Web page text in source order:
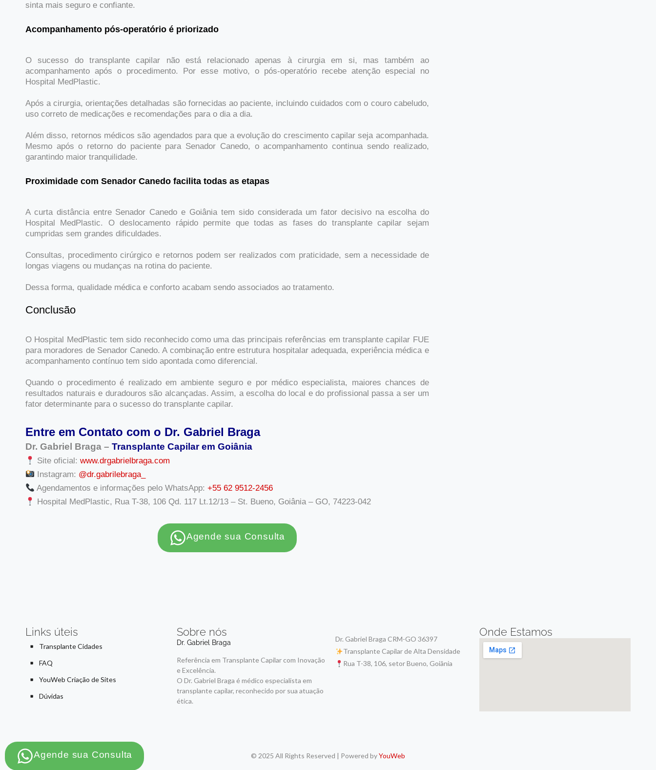
sinta mais seguro e confiante.
Acompanhamento pós-operatório é priorizado
O sucesso do transplante capilar não está relacionado apenas à cirurgia em si, mas também ao
acompanhamento após o procedimento. Por esse motivo, o pós-operatório recebe atenção especial no
Hospital MedPlastic.
Após a cirurgia, orientações detalhadas são fornecidas ao paciente, incluindo cuidados com o couro cabeludo,
uso correto de medicações e recomendações para o dia a dia.
Além disso, retornos médicos são agendados para que a evolução do crescimento capilar seja acompanhada.
Mesmo após o retorno do paciente para Senador Canedo, o acompanhamento continua sendo realizado,
garantindo maior tranquilidade.
Proximidade com Senador Canedo facilita todas as etapas
A curta distância entre Senador Canedo e Goiânia tem sido considerada um fator decisivo na escolha do
Hospital MedPlastic. O deslocamento rápido permite que todas as fases do transplante capilar sejam
cumpridas sem grandes dificuldades.
Consultas, procedimento cirúrgico e retornos podem ser realizados com praticidade, sem a necessidade de
longas viagens ou mudanças na rotina do paciente.
Dessa forma, qualidade médica e conforto acabam sendo associados ao tratamento.
Conclusão
O Hospital MedPlastic tem sido reconhecido como uma das principais referências em transplante capilar FUE
para moradores de Senador Canedo. A combinação entre estrutura hospitalar adequada, experiência médica e
acompanhamento contínuo tem sido apontada como diferencial.
Quando o procedimento é realizado em ambiente seguro e por médico especialista, maiores chances de
resultados naturais e duradouros são alcançadas. Assim, a escolha do local e do profissional passa a ser um
fator determinante para o sucesso do transplante capilar.
Agende sua Consulta
Entre em Contato com o Dr. Gabriel Braga
Dr. Gabriel Braga – Transplante Capilar em Goiânia
Site oficial:www.drgabrielbraga.com
Instagram: @dr.gabrilebraga_
Agendamentos e informações pelo WhatsApp:+55 62 9512-2456
Hospital MedPlastic, Rua T-38, 106 Qd. 117 Lt.12/13 – St. Bueno, Goiânia – GO, 74223-042
Agende sua Consulta
Links úteis
Transplante Cidades
FAQ
YouWeb Criação de Sites
Dúvidas
Sobre nós
Dr. Gabriel Braga
Referência em Transplante Capilar com Inovação
e Excelência.
O Dr. Gabriel Braga é médico especialista em
transplante capilar, reconhecido por sua atuação
ética.
Dr. Gabriel Braga CRM-GO 36397
Transplante Capilar de Alta Densidade
Rua T-38, 106, setor Bueno, Goiânia
Onde Estamos
© 2025 All Rights Reserved | Powered byYouWeb